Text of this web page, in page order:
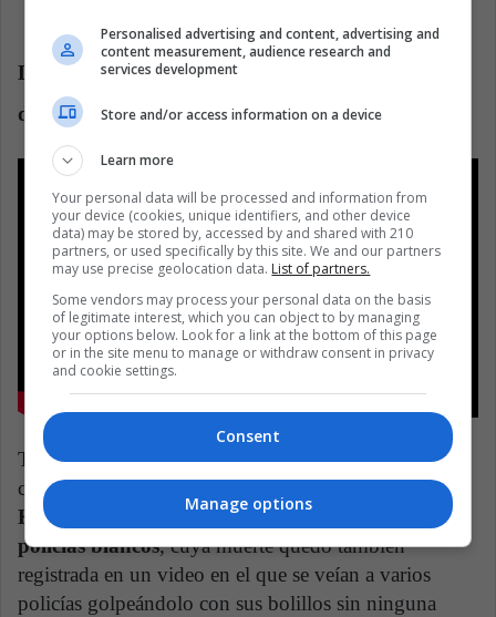
LA 92, documental de National Geographic
dirigido por Daniel Lindsay y T. J. Martin (2017)
Tal vez uno de los antecedentes más mediáticos y
cercanos al caso de George Floyd es el de
Rodney
King, taxista negro apaleado y asesinado por
policías blancos, cuya muerte quedó también
registrada en un video en el que se veían a varios
policías golpeándolo con sus bolillos sin ninguna
Personalised advertising and content, advertising and
content measurement, audience research and
services development
Store and/or access information on a device
Learn more
Your personal data will be processed and information from
your device (cookies, unique identifiers, and other device
data) may be stored by, accessed by and shared with 210
partners, or used specifically by this site. We and our partners
may use precise geolocation data. List of partners.
Some vendors may process your personal data on the basis
of legitimate interest, which you can object to by managing
your options below. Look for a link at the bottom of this page
or in the site menu to manage or withdraw consent in privacy
and cookie settings.
Consent
Manage options